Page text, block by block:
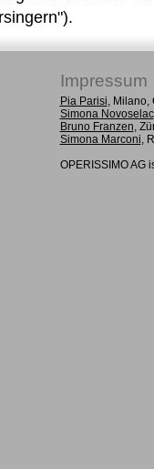
Impressum
Pia Parisi, Milano,
Simona Novoselac
Bruno Franzen,
Simona Marconi,
OPERISSIMO AG